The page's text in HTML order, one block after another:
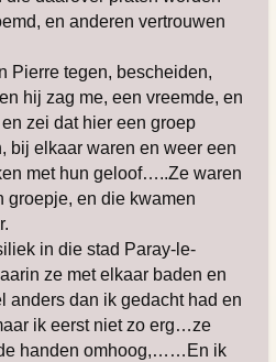
en anderen vertrouwen
Pierre tegen, bescheiden,
hij zag me, een vreemde, en
zei dat hier een groep
bij elkaar waren en weer een
met hun geloof…..Ze waren
groepje, en die kwamen
in die stad Paray-le-
ze met elkaar baden en
anders dan ik gedacht had en
ik eerst niet zo erg…ze
handen omhoog,……En ik